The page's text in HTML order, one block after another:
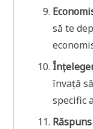
să te
învață
specific